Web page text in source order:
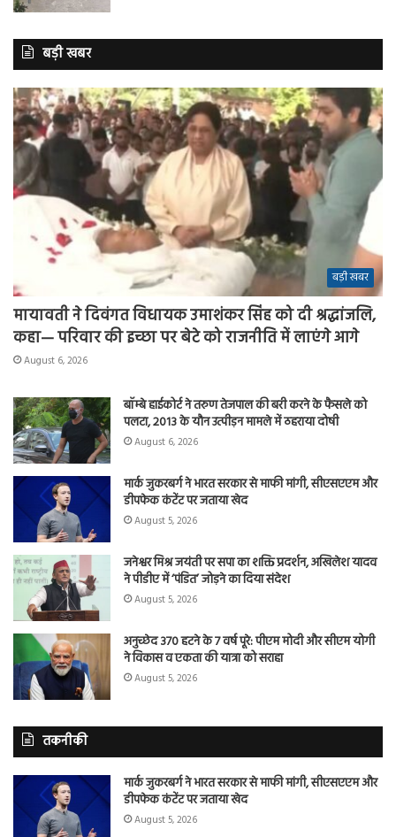
बड़ी खबर
बड़ी खबर
मायावती ने दिवंगत विधायक उमाशंकर सिंह को दी श्रद्धांजलि,
कहा— परिवार की इच्छा पर बेटे को राजनीति में लाएंगे आगे
August 6, 2026
बॉम्बे हाईकोर्ट ने तरुण तेजपाल की बरी करने के फैसले को
पलटा, 2013 के यौन उत्पीड़न मामले में ठहराया दोषी
August 6, 2026
मार्क जुकरबर्ग ने भारत सरकार से माफी मांगी, सीएसएएम और
डीपफेक कंटेंट पर जताया खेद
August 5, 2026
जनेश्वर मिश्र जयंती पर सपा का शक्ति प्रदर्शन, अखिलेश यादव
ने पीडीए में ‘पंडित’ जोड़ने का दिया संदेश
August 5, 2026
अनुच्छेद 370 हटने के 7 वर्ष पूरे: पीएम मोदी और सीएम योगी
ने विकास व एकता की यात्रा को सराहा
August 5, 2026
तकनीकी
मार्क जुकरबर्ग ने भारत सरकार से माफी मांगी, सीएसएएम और
डीपफेक कंटेंट पर जताया खेद
August 5, 2026